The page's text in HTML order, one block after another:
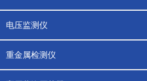
电压监测仪
重金属检测仪